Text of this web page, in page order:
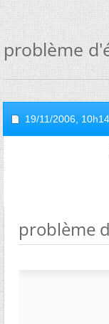
problème
19/11/2006, 10h14
problème